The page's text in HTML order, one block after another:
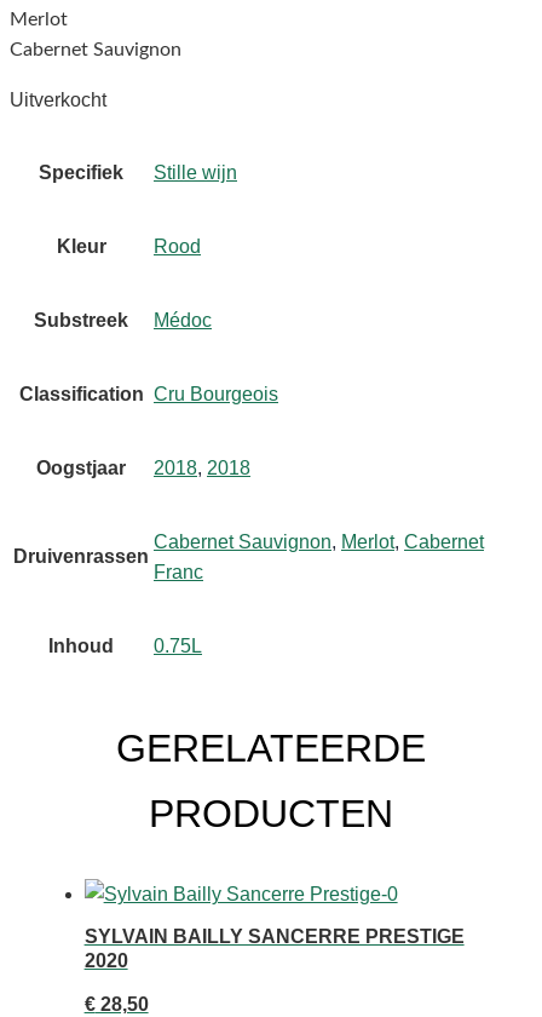
Merlot
Cabernet Sauvignon
Uitverkocht
Specifiek Stille wijn
Kleur Rood
Substreek Médoc
Classification Cru Bourgeois
Oogstjaar 2018, 2018
Druivenrassen
Cabernet Sauvignon, Merlot, Cabernet
Franc
Inhoud 0.75L
GERELATEERDE
PRODUCTEN
SYLVAIN BAILLY SANCERRE PRESTIGE
2020
€28,50